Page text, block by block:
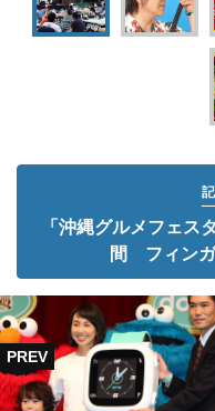
「沖縄グルメフェ
間 フィン